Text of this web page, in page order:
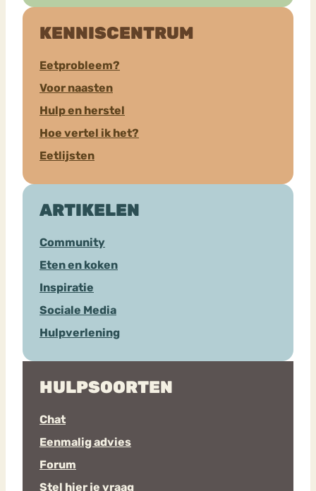
KENNISCENTRUM
Eetprobleem?
Voor naasten
Hulp en herstel
Hoe vertel ik het?
Eetlijsten
ARTIKELEN
Community
Eten en koken
Inspiratie
Sociale Media
Hulpverlening
HULPSOORTEN
Chat
Eenmalig advies
Forum
Stel hier je vraag